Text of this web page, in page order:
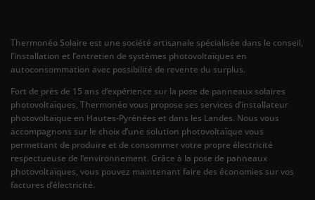
Thermonéo Solaire est une société artisanale spécialisée dans le conseil,
l’installation et l’entretien de systèmes photovoltaïques en
autoconsommation avec possibilité de revente du surplus.
Fort de près de 15 ans d’expérience sur la pose de panneaux solaires
photovoltaïques, Thermonéo vous propose ses services d’installateur
photovoltaïque en Hautes-Pyrénées et dans les Landes. Nous vous
accompagnons sur le choix d’une solution photovoltaïque vous
permettant de produire et de consommer votre propre électricité
respectueuse de l’environnement. Grâce à la pose de panneaux
photovoltaïques, vous pouvez maintenant faire des économies sur vos
factures d’électricité.